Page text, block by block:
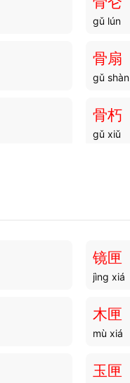
gǔ lún
骨扇
gǔ shàn
骨朽
gǔ xiǔ
骨肋
骨刻
镜匣
jìng xiá
木匣
mù xiá
玉匣